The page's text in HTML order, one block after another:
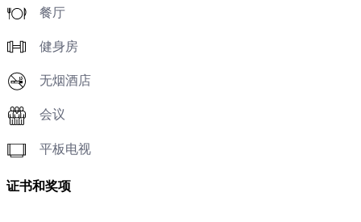
餐厅
健身房
无烟酒店
会议
平板电视
证书和奖项